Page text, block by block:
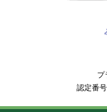
プ
認定番